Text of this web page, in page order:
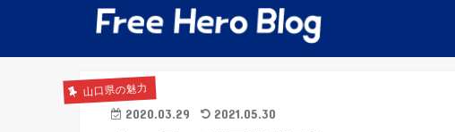
山口県の魅力
2020.03.29 2021.05.30